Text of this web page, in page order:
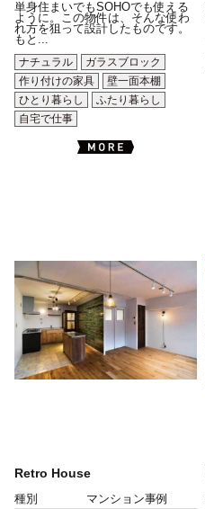
単身住まいでもSOHOでも使える
ように。この物件は、そんな使わ
れ方を狙って設計したものです。
もと...
ナチュラル
ガラスブロック
作り付けの家具
壁一面本棚
ひとり暮らし
ふたり暮らし
自宅で仕事
Retro House
種別
マンション事例